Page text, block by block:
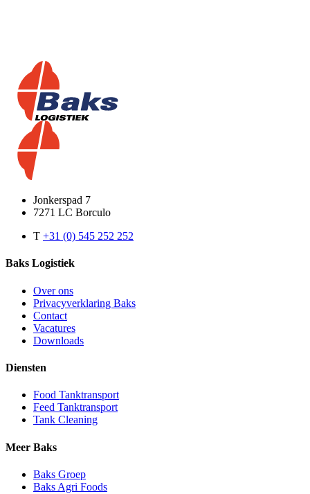
Jonkerspad 7
7271 LC Borculo
T +31 (0) 545 252 252
Baks Logistiek
Over ons
Privacyverklaring Baks
Contact
Vacatures
Downloads
Diensten
Food Tanktransport
Feed Tanktransport
Tank Cleaning
Meer Baks
Baks Groep
Baks Agri Foods